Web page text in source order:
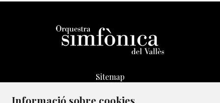
Sitemap
Informació sobre cookies